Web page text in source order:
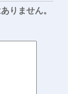
りません。